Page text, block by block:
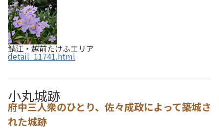
鯖江・越前たけふエリア
detail_11741.html
小丸城跡
府中三人衆のひとり、佐々成政によって築城さ
れた城跡